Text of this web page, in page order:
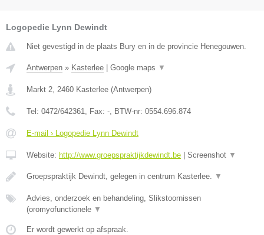
Logopedie Lynn Dewindt
Niet gevestigd in de plaats Bury en in de provincie Henegouwen.
Antwerpen » Kasterlee Google maps ▼
Markt 2, 2460 Kasterlee (Antwerpen)
Tel: 0472/642361, Fax: -, BTW-nr: 0554.696.874
E-mail › Logopedie Lynn Dewindt
Website: http://www.groepspraktijkdewindt.be Screenshot ▼
Groepspraktijk Dewindt, gelegen in centrum Kasterlee. ▼
Advies, onderzoek en behandeling, Slikstoornissen
(oromyofunctionele ▼
Er wordt gewerkt op afspraak.